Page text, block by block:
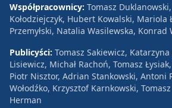
Współpracownicy: Tomasz
Kołodziejczyk, Hubert Kowalski, Mariola
Przemyłski, Natalia Wasilewska, Konrad
Publicyści: Tomasz Sakiewicz,
Lisiewicz, Michał Rachoń, Tomasz
Piotr Nisztor, Adrian Stankowski, Antoni
Wołodźko, Krzysztof Karnkowski,
Herman